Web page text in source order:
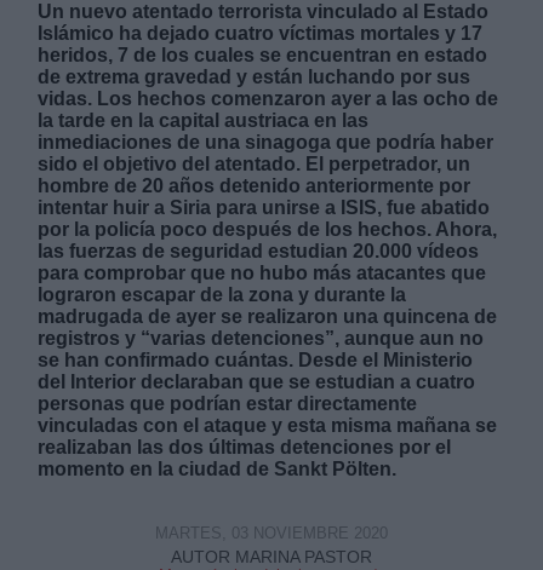
Un nuevo atentado terrorista vinculado al Estado
Islámico ha dejado cuatro víctimas mortales y 17
heridos, 7 de los cuales se encuentran en estado
de extrema gravedad y están luchando por sus
vidas. Los hechos comenzaron ayer a las ocho de
la tarde en la capital austriaca en las
inmediaciones de una sinagoga que podría haber
sido el objetivo del atentado. El perpetrador, un
hombre de 20 años detenido anteriormente por
intentar huir a Siria para unirse a ISIS, fue abatido
por la policía poco después de los hechos. Ahora,
las fuerzas de seguridad estudian 20.000 vídeos
para comprobar que no hubo más atacantes que
lograron escapar de la zona y durante la
madrugada de ayer se realizaron una quincena de
registros y “varias detenciones”, aunque aun no
se han confirmado cuántas. Desde el Ministerio
del Interior declaraban que se estudian a cuatro
personas que podrían estar directamente
vinculadas con el ataque y esta misma mañana se
realizaban las dos últimas detenciones por el
momento en la ciudad de Sankt Pölten.
AUTOR MARINA PASTOR
MARTES, 03 NOVIEMBRE 2020
Derechos:
link
Información adicional
link